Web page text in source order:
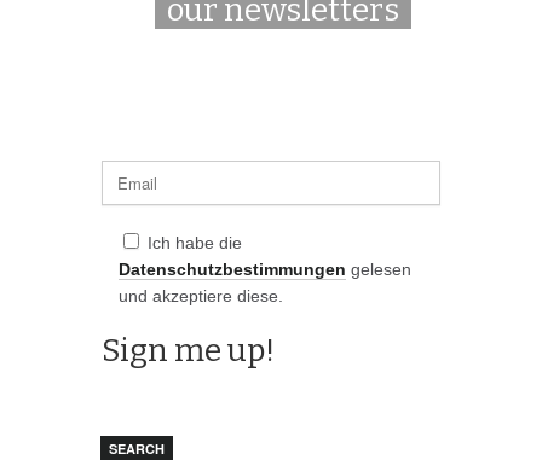
our newsletters
Ich habe die
Datenschutzbestimmungen gelesen
und akzeptiere diese.
SEARCH